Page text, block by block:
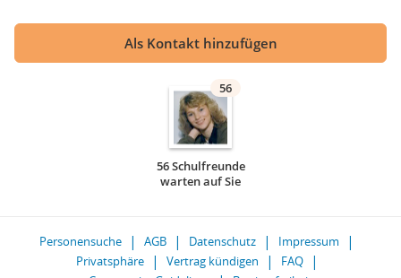
Als Kontakt hinzufügen
56
56 Schulfreunde
warten auf Sie
Personensuche AGB Datenschutz
Impressum
Privatsphäre
Vertrag kündigen
FAQ